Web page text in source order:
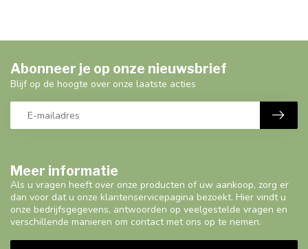
Meer informatie
Als u vragen heeft over onze producten of uw aankoop, zorg er
dan voor dat u onze klantenservicepagina bezoekt. Hier vindt u
onze bedrijfsgegevens, antwoorden op veelgestelde vragen en
verschillende manieren om contact met ons op te nemen.
Abonneer je op onze nieuwsbrief
Blijf op de hoogte over onze laatste acties